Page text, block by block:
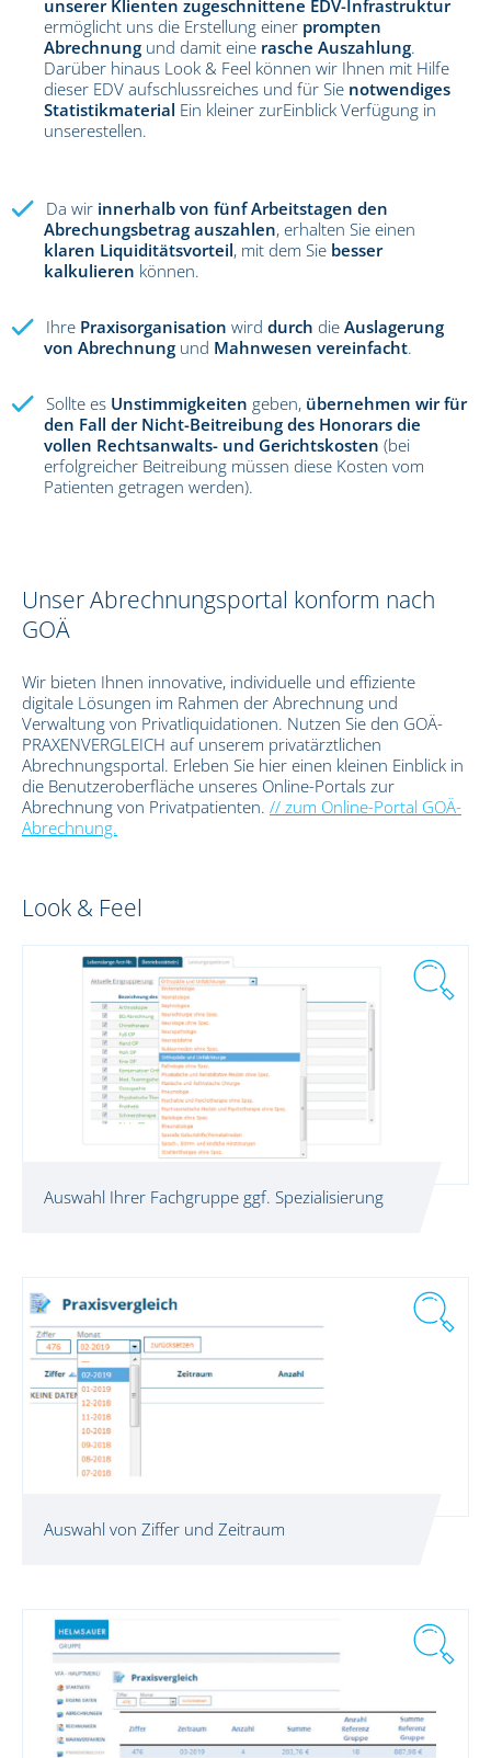
unserer Klienten zugeschnittene EDV-Infrastruktur
ermöglicht uns die Erstellung einer prompten
Abrechnung und damit eine rasche Auszahlung.
Darüber hinaus Look & Feel können wir Ihnen mit Hilfe
dieser EDV aufschlussreiches und für Sie notwendiges
Statistikmaterial Ein kleiner zurEinblick Verfügung in
unserestellen.
Da wir innerhalb von fünf Arbeitstagen den
Abrechungsbetrag auszahlen, erhalten Sie einen
klaren Liquiditätsvorteil, mit dem Sie besser
kalkulieren können.
Ihre Praxisorganisation wird durch die Auslagerung
von Abrechnung und Mahnwesen vereinfacht.
Sollte es Unstimmigkeiten geben, übernehmen wir für
den Fall der Nicht-Beitreibung des Honorars die
vollen Rechtsanwalts- und Gerichtskosten (bei
erfolgreicher Beitreibung müssen diese Kosten vom
Patienten getragen werden).
Unser Abrechnungsportal konform nach
GOÄ
Wir bieten Ihnen innovative, individuelle und effiziente
digitale Lösungen im Rahmen der Abrechnung und
Verwaltung von Privatliquidationen. Nutzen Sie den GOÄ-
PRAXENVERGLEICH auf unserem privatärztlichen
Abrechnungsportal. Erleben Sie hier einen kleinen Einblick in
die Benutzeroberfläche unseres Online-Portals zur
Abrechnung von Privatpatienten. // zum Online-Portal GOÄ-
Abrechnung.
Look & Feel
Auswahl Ihrer Fachgruppe ggf. Spezialisierung
Auswahl von Ziffer und Zeitraum